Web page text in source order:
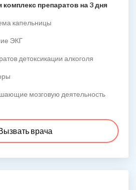
препаратов на 3 дня
капельницы
ЭКГ
детоксикации алкоголя
мозговую деятельность
врача